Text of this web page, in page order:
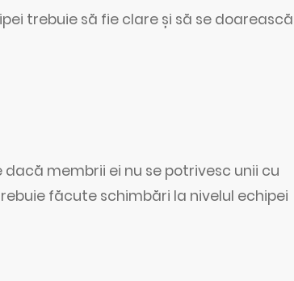
trebuie să fie clare și să se doarească
membrii ei nu se potrivesc unii cu
făcute schimbări la nivelul echipei